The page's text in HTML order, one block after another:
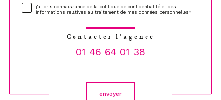
j'ai pris connaissance de la politique de confidentialité et des
informations relatives au traitement de mes données personnelles*
Contacter l'agence
01 46 64 01 38
envoyer